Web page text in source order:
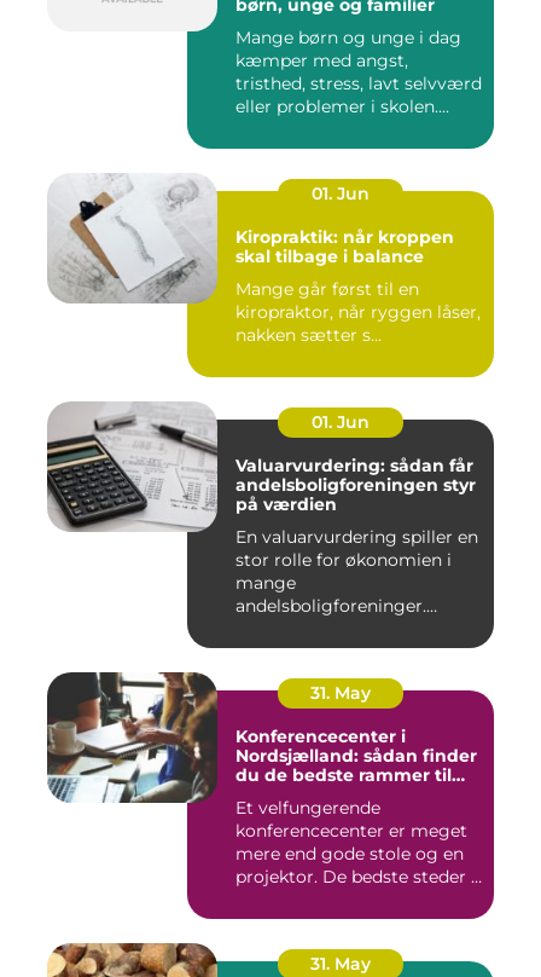
børn, unge og familier
Mange børn og unge i dag
kæmper med angst,
tristhed, stress, lavt selvværd
eller problemer i skolen....
01. Jun
Kiropraktik: når kroppen
skal tilbage i balance
Mange går først til en
kiropraktor, når ryggen låser,
nakken sætter s...
01. Jun
Valuarvurdering: sådan får
andelsboligforeningen styr
på værdien
En valuarvurdering spiller en
stor rolle for økonomien i
mange
andelsboligforeninger.
31. May
Konferencecenter i
Nordsjælland: sådan finder
du de bedste rammer til
Et velfungerende
konferencecenter er meget
mere end gode stole og en
projektor. De bedste steder i
31. May